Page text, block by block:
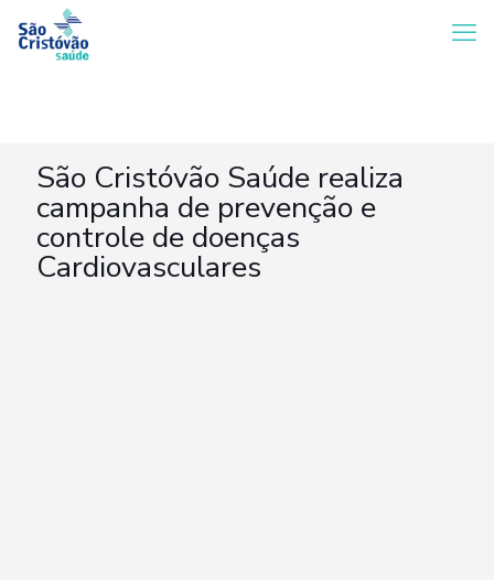
São Cristóvão Saúde realiza
campanha de prevenção e
controle de doenças
Cardiovasculares